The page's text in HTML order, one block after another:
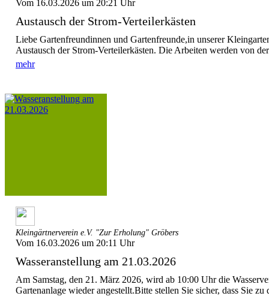
Vom 16.03.2026 um 20:21 Uhr
Austausch der Strom-Verteilerkästen
Liebe Gartenfreundinnen und Gartenfreunde,in unserer
Austausch der Strom-Verteilerkästen. Die Arbeiten werden von
mehr
Kleingärtnerverein e.V. "Zur Erholung" Gröbers
Vom 16.03.2026 um 20:11 Uhr
Wasseranstellung am 21.03.2026
Am Samstag, den 21. März 2026, wird ab 10:00 Uhr die
Gartenanlage wieder angestellt.Bitte stellen Sie sicher, dass Sie